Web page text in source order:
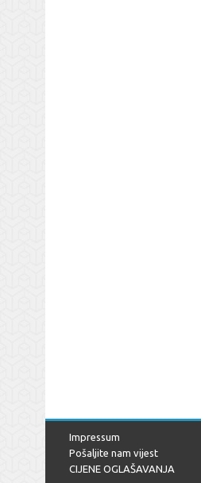
Impressum
Pošaljite nam vijest
CIJENE OGLAŠAVANJA